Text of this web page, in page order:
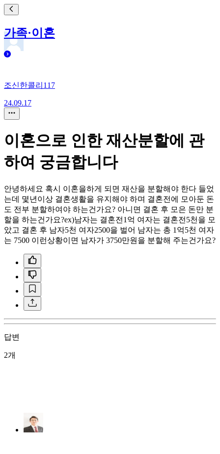
가족·이혼
조신한콜리117
24.09.17
이혼으로 인한 재산분할에 관
하여 궁금합니다
안녕하세요 혹시 이혼을하게 되면 재산을 분할해야 한다 들었
는데 몇년이상 결혼생활을 유지해야 하며 결혼전에 모아둔 돈
도 전부 분할하여야 하는건가요? 아니면 결혼 후 모은 돈만 분
할을 하는건가요?ex)남자는 결혼전1억 여자는 결혼전5천을 모
았고 결혼 후 남자5천 여자2500을 벌어 남자는 총 1억5천 여자
는 7500 이런상황이면 남자가 3750만원을 분할해 주는건가요?
답변
2개